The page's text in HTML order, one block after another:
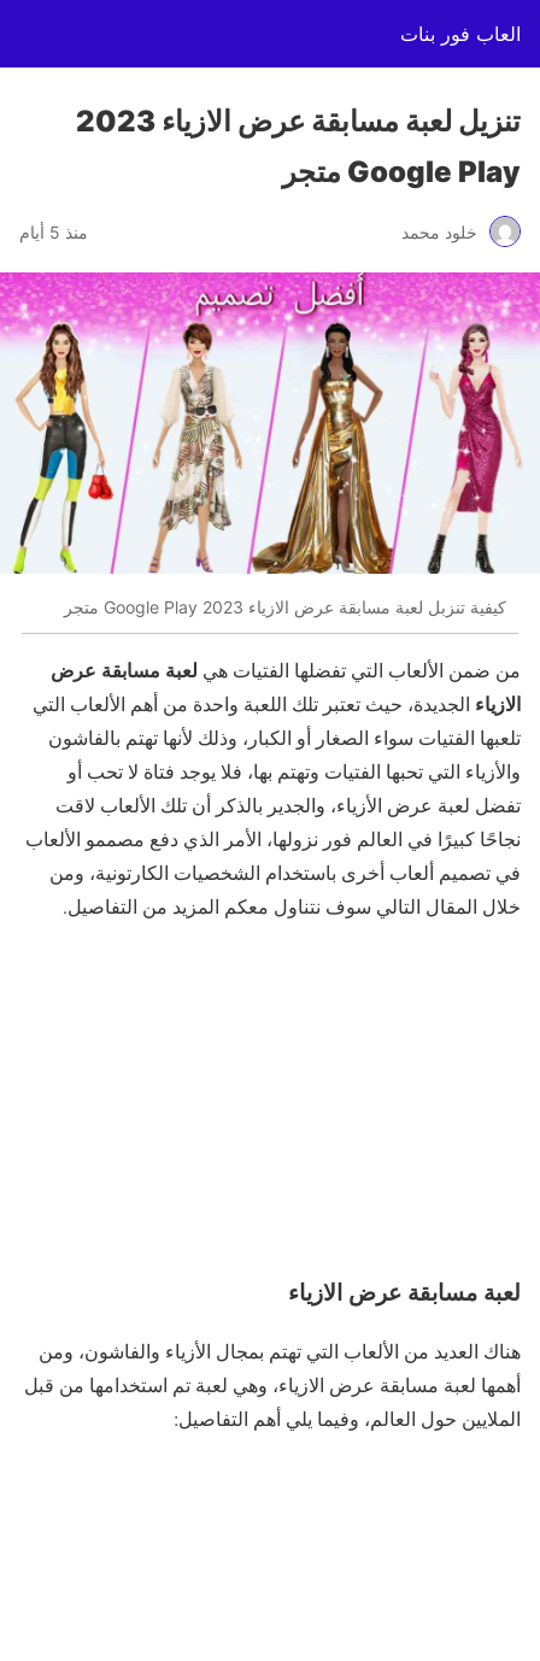
العاب فور بنات
تنزيل لعبة مسابقة عرض الازياء 2023
Google Play متجر
خلود محمد منذ 5 أيام
كيفية تنزبل لعبة مسابقة عرض الازياء 2023 Google Play متجر
من ضمن الألعاب التي تفضلها الفتيات هي لعبة مسابقة عرض
الازياء الجديدة، حيث تعتبر تلك اللعبة واحدة من أهم الألعاب التي
تلعبها الفتيات سواء الصغار أو الكبار، وذلك لأنها تهتم بالفاشون
والأزياء التي تحبها الفتيات وتهتم بها، فلا يوجد فتاة لا تحب أو
تفضل لعبة عرض الأزياء، والجدير بالذكر أن تلك الألعاب لاقت
نجاحًا كبيرًا في العالم فور نزولها، الأمر الذي دفع مصممو الألعاب
في تصميم ألعاب أخرى باستخدام الشخصيات الكارتونية، ومن
خلال المقال التالي سوف نتناول معكم المزيد من التفاصيل.
لعبة مسابقة عرض الازياء
هناك العديد من الألعاب التي تهتم بمجال الأزياء والفاشون، ومن
أهمها لعبة مسابقة عرض الازياء، وهي لعبة تم استخدامها من قبل
الملايين حول العالم، وفيما يلي أهم التفاصيل: